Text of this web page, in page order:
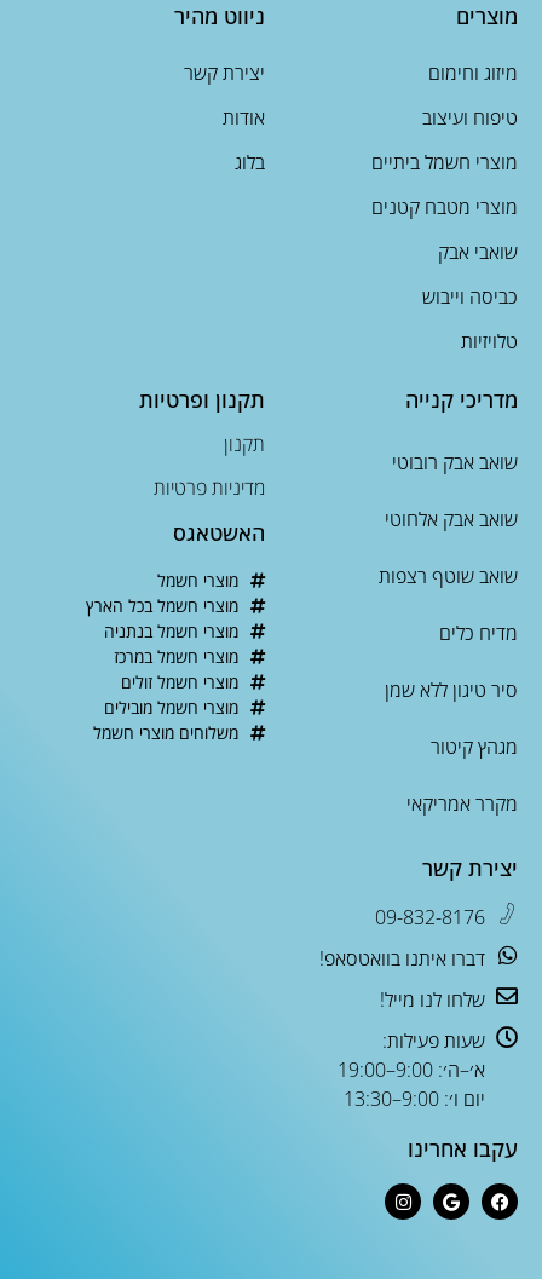
מוצרים
מיזוג וחימום
טיפוח ועיצוב
מוצרי חשמל ביתיים
מוצרי מטבח קטנים
שואבי אבק
כביסה וייבוש
טלויזיות
ניווט מהיר
יצירת קשר
אודות
בלוג
מדריכי קנייה
שואב אבק רובוטי
שואב אבק אלחוטי
שואב שוטף רצפות
מדיח כלים
סיר טיגון ללא שמן
מגהץ קיטור
מקרר אמריקאי
תקנון ופרטיות
תקנון
מדיניות פרטיות
האשטאגס
מוצרי חשמל
מוצרי חשמל בכל הארץ
מוצרי חשמל בנתניה
מוצרי חשמל במרכז
מוצרי חשמל זולים
מוצרי חשמל מובילים
משלוחים מוצרי חשמל
יצירת קשר
09-832-8176
דברו איתנו בוואטסאפ!
שלחו לנו מייל!
שעות פעילות:
א׳–ה׳: 9:00–19:00
יום ו׳: 9:00–13:30
עקבו אחרינו